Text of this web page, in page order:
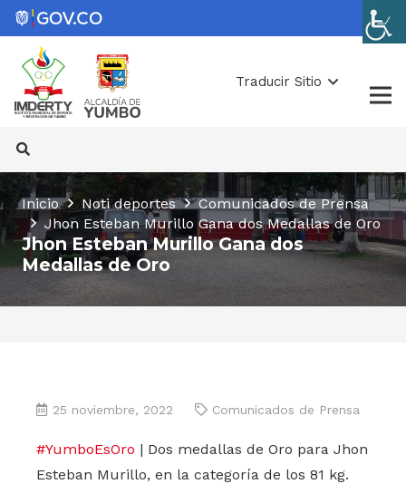
Traducir Sitio
Inicio Noti deportes
Comunicados de Prensa
Jhon Esteban Murillo Gana dos Medallas de Oro
Jhon Esteban Murillo Gana dos
Medallas de Oro
25 noviembre, 2022 Comunicados de Prensa
#YumboEsOro | Dos medallas de Oro para Jhon
Esteban Murillo, en la categoría de los 81 kg.